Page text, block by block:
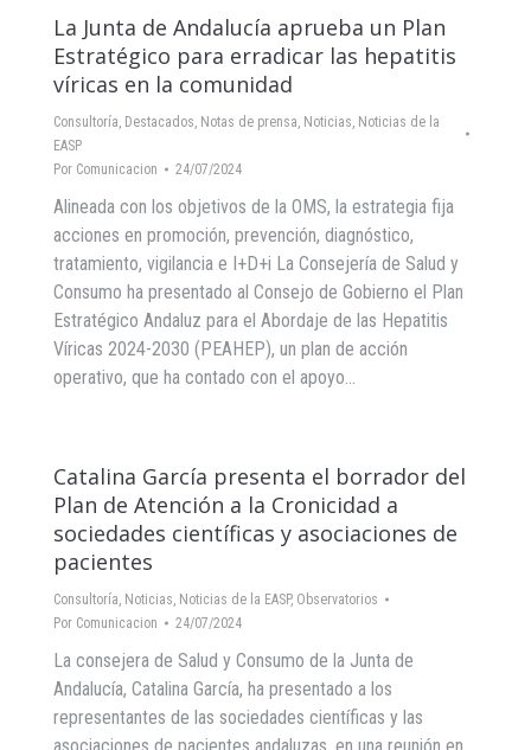
La Junta de Andalucía aprueba un Plan
Estratégico para erradicar las hepatitis
víricas en la comunidad
Consultoría, Destacados, Notas de prensa, Noticias, Noticias de la
EASP
Por Comunicacion 24/07/2024
Alineada con los objetivos de la OMS, la estrategia fija
acciones en promoción, prevención, diagnóstico,
tratamiento, vigilancia e I+D+i La Consejería de Salud y
Consumo ha presentado al Consejo de Gobierno el Plan
Estratégico Andaluz para el Abordaje de las Hepatitis
Víricas 2024-2030 (PEAHEP), un plan de acción
operativo, que ha contado con el apoyo…
Catalina García presenta el borrador del
Plan de Atención a la Cronicidad a
sociedades científicas y asociaciones de
pacientes
Consultoría, Noticias, Noticias de la EASP, Observatorios
Por Comunicacion 24/07/2024
La consejera de Salud y Consumo de la Junta de
Andalucía, Catalina García, ha presentado a los
representantes de las sociedades científicas y las